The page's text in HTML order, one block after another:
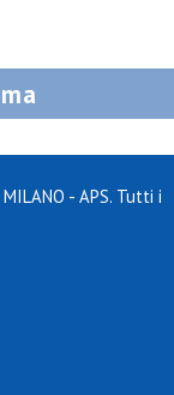
- APS. Tutti i